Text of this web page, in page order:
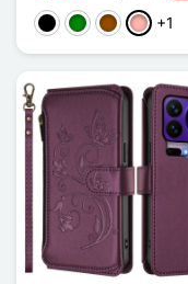
Schwarz
GrünBraunRoségold
+1